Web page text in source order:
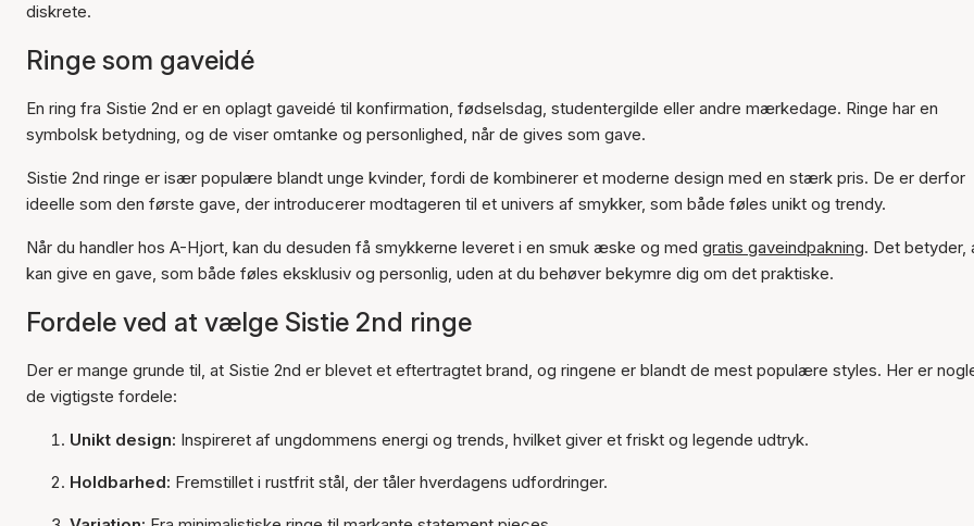
diskrete.
Ringe som gaveidé
En ring fra Sistie 2nd er en oplagt gaveidé til konfirmation, fødselsdag, studentergilde eller andre mærkedage. Ringe har en
symbolsk betydning, og de viser omtanke og personlighed, når de gives som gave.
Sistie 2nd ringe er især populære blandt unge kvinder, fordi de kombinerer et moderne design med en stærk pris. De er derfor
ideelle som den første gave, der introducerer modtageren til et univers af smykker, som både føles unikt og trendy.
Når du handler hos A-Hjort, kan du desuden få smykkerne leveret i en smuk æske og med gratis gaveindpakning. Det betyder,
kan give en gave, som både føles eksklusiv og personlig, uden at du behøver bekymre dig om det praktiske.
Fordele ved at vælge Sistie 2nd ringe
Der er mange grunde til, at Sistie 2nd er blevet et eftertragtet brand, og ringene er blandt de mest populære styles. Her er
de vigtigste fordele:
Unikt design: Inspireret af ungdommens energi og trends, hvilket giver et friskt og legende udtryk.
Holdbarhed: Fremstillet i rustfrit stål, der tåler hverdagens udfordringer.